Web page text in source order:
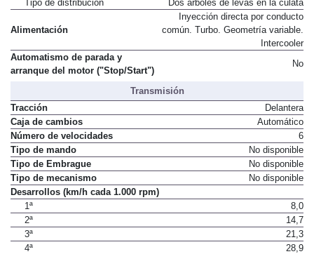
Tipo de distribución Dos árboles de levas en la culata
Alimentación
Inyección directa por conducto
común. Turbo. Geometría variable.
Intercooler
Automatismo de parada y
arranque del motor ("Stop/Start")
No
Transmisión
Tracción
Delantera
Caja de cambios
Automático
Número de velocidades
6
Tipo de mando
No disponible
Tipo de Embrague
No disponible
Tipo de mecanismo
No disponible
Desarrollos (km/h cada 1.000 rpm)
1ª
8,0
2ª
14,7
3ª
21,3
4ª
28,9